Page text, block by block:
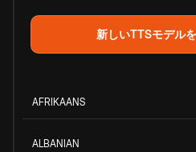
新しいTTSモデル
AFRIKAANS
ALBANIAN